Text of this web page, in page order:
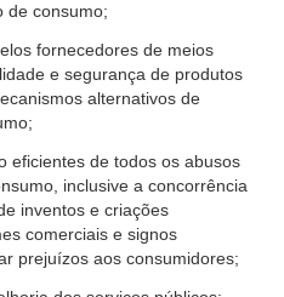
de consumo;
fornecedores de meios
e segurança de produtos
alternativos de
eficientes de todos os abusos
inclusive a concorrência
inventos e criações
comerciais e signos
prejuízos aos consumidores;